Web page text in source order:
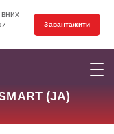
.
Завантажити
(JA)